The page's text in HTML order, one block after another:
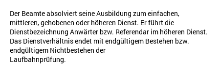
Der Beamte absolviert seine Ausbildung zum einfachen,
mittleren, gehobenen oder höheren Dienst. Er führt die
Dienstbezeichnung Anwärter bzw. Referendar im höheren Dienst.
Das Dienstverhältnis endet mit endgültigem Bestehen bzw.
endgültigem Nichtbestehen der
Laufbahnprüfung.